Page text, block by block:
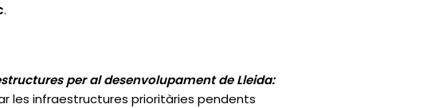
.
per al desenvolupament de Lleida:
les infraestructures prioritàries pendents